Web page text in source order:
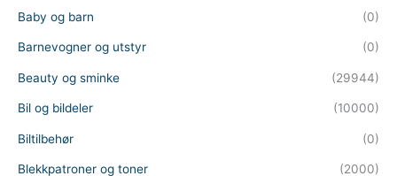
h
Baby og barn (0)
Barnevogner og utstyr (0)
Beauty og sminke (29944)
Bil og bildeler (10000)
Biltilbehør (0)
Blekkpatroner og toner (2000)